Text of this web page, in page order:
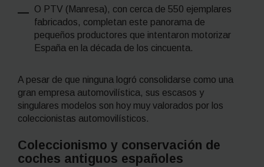
O PTV (Manresa), con cerca de 550 ejemplares
fabricados, completan este panorama de
pequeños productores que intentaron motorizar
España en la década de los cincuenta.
A pesar de que ninguna logró consolidarse como una
gran empresa automovilística, sus escasos y
singulares modelos son hoy muy valorados por los
coleccionistas automovilísticos.
Coleccionismo y conservación de
coches antiguos españoles